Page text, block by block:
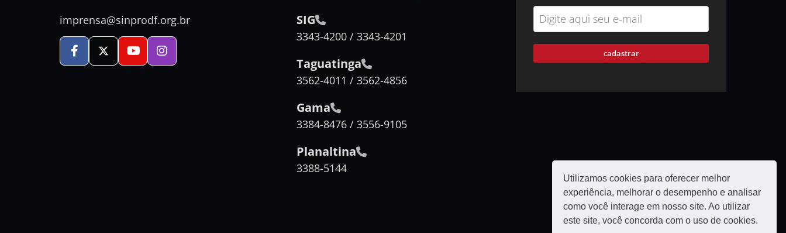
Utilizamos cookies para oferecer melhor
experiência, melhorar o desempenho e analisar
como você interage em nosso site. Ao utilizar
este site, você concorda com o uso de cookies.
imprensa@sinprodf.org.br SIG
3343-4200 / 3343-4201
Taguatinga
3562-4011 / 3562-4856
Gama
3384-8476 / 3556-9105
Planaltina
3388-5144
cadastrar